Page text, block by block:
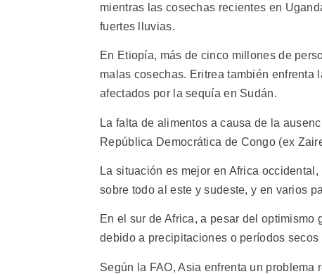
mientras las cosechas recientes en
fuertes lluvias.
En Etiopía, más de cinco millones de
malas cosechas. Eritrea también
afectados por la sequía en Sudán.
La falta de alimentos a causa de la
República Democrática de Congo (ex
La situación es mejor en Africa
sobre todo al este y sudeste, y en varios
En el sur de Africa, a pesar del
debido a precipitaciones o períodos
Según la FAO, Asia enfrenta un